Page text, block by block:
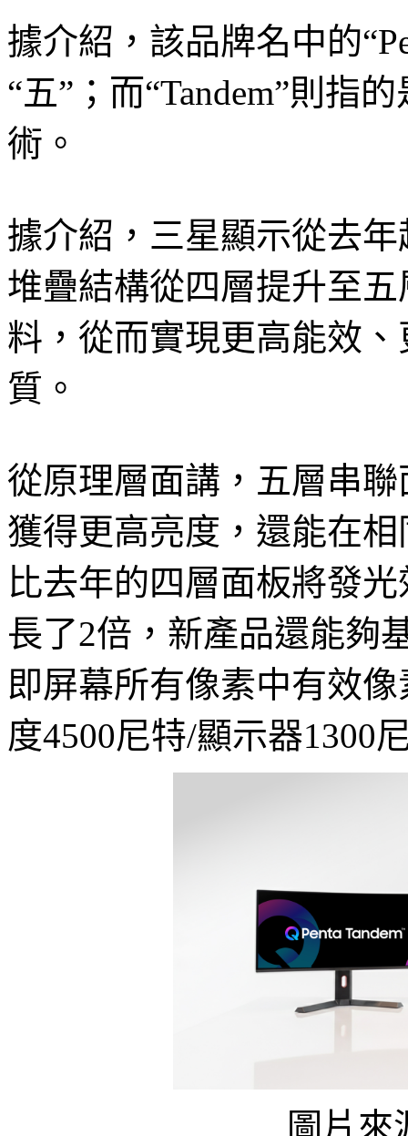
據介紹，該品牌名中的
“五”；而“Tandem”則指
術。
據介紹，三星顯示從去
堆疊結構從四層提升至
料，從而實現更高能效
質。
從原理層面講，五層串
獲得更高亮度，還能在
比去年的四層面板將發
長了2倍，新產品還能夠
即屏幕所有像素中有效
度4500尼特/顯示器1300
圖片來